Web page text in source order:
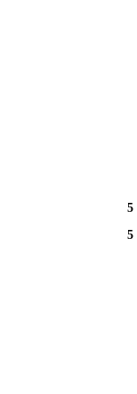
3
3
2
2
3
3
5
5